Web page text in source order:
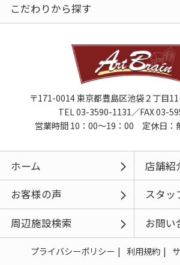
こだわりから探す
〒171-0014 東京都豊島区池袋２丁目
TEL 03-3590-1131／FAX 03-
営業時間 10：00～19：00 定休日：
ホーム
店舗紹
お客様の声
スタッ
周辺施設検索
お問い
プライバシーポリシー 利用規約